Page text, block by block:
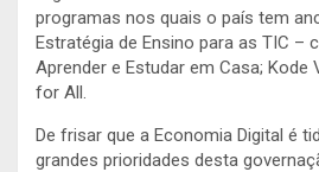
programas nos quais o país tem
Estratégia de Ensino para as TIC –
Aprender e Estudar em Casa; Kode
for All.
De frisar que a Economia Digital é
grandes prioridades desta